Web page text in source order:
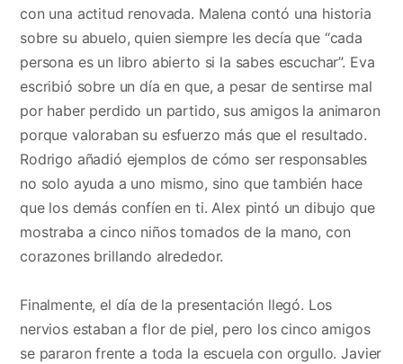
con una actitud renovada. Malena contó una historia
sobre su abuelo, quien siempre les decía que “cada
persona es un libro abierto si la sabes escuchar”. Eva
escribió sobre un día en que, a pesar de sentirse mal
por haber perdido un partido, sus amigos la animaron
porque valoraban su esfuerzo más que el resultado.
Rodrigo añadió ejemplos de cómo ser responsables
no solo ayuda a uno mismo, sino que también hace
que los demás confíen en ti. Alex pintó un dibujo que
mostraba a cinco niños tomados de la mano, con
corazones brillando alrededor.
Finalmente, el día de la presentación llegó. Los
nervios estaban a flor de piel, pero los cinco amigos
se pararon frente a toda la escuela con orgullo. Javier